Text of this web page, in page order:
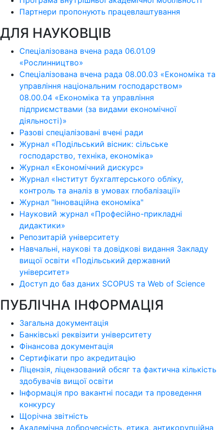
Партнери пропонують працевлаштування
ДЛЯ НАУКОВЦІВ
Спеціалізована вчена рада 06.01.09
«Рослинництво»
Спеціалізована вчена рада 08.00.03 «Економіка та
управління національним господарством»
08.00.04 «Економіка та управління
підприємствами (за видами економічної
діяльності)»
Разові спеціалізовані вчені ради
Журнал «Подільський вісник: сільське
господарство, техніка, економіка»
Журнал «Економічний дискурс»
Журнал «Інститут бухгалтерського обліку,
контроль та аналіз в умовах глобалізації»
Журнал "Інноваційна економіка"
Науковий журнал «Професійно-прикладні
дидактики»
Репозитарій університету
Навчальні, наукові та довідкові видання Закладу
вищої освіти «Подільський державний
університет»
Доступ до баз даних SCOPUS та Web of Science
ПУБЛІЧНА ІНФОРМАЦІЯ
Загальна документація
Банківські реквізити університету
Фінансова документація
Сертифікати про акредитацію
Ліцензія, ліцензований обсяг та фактична кількість
здобувачів вищої освіти
Інформація про вакантні посади та проведення
конкурсу
Щорічна звітність
Академічна доброчесність, етика, антикорупційна